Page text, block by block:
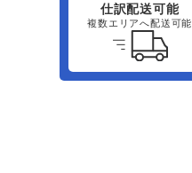
仕訳配送可能
複数エリアへ配送可能